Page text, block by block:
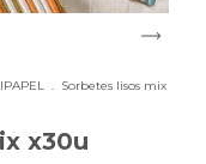
. Sorbetes lisos mix
x30u